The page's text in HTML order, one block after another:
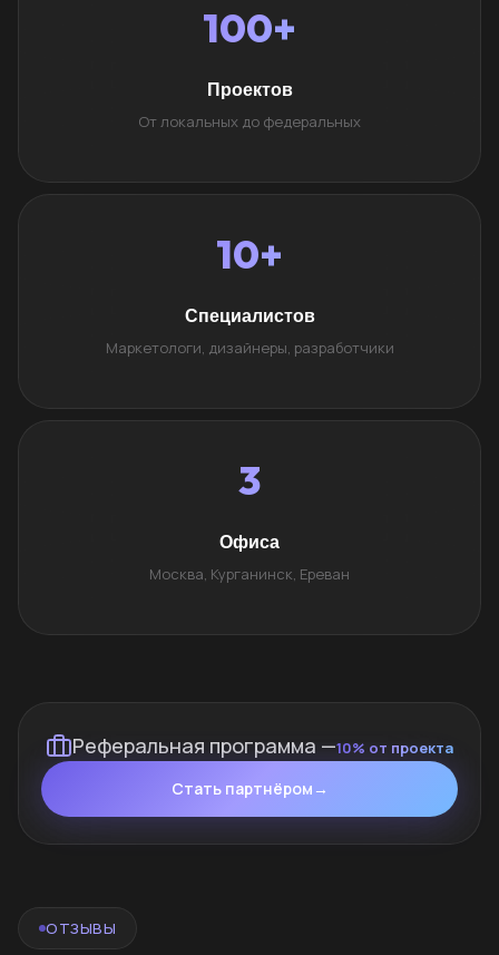
100+
Проектов
От локальных до федеральных
10+
Специалистов
Маркетологи, дизайнеры, разработчики
3
Офиса
Москва, Курганинск, Ереван
Реферальная программа —10% от проекта
Стать партнёром →
ОТЗЫВЫ